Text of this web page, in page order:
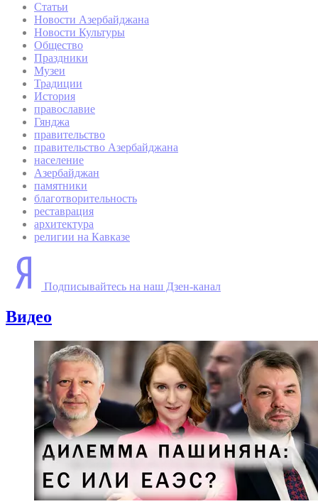
Статьи
Новости Азербайджана
Новости Культуры
Общество
Праздники
Музеи
Традиции
История
православие
Гянджа
правительство
правительство Азербайджана
население
Азербайджан
памятники
благотворительность
реставрация
архитектура
религии на Кавказе
Подписывайтесь на наш Дзен-канал
Видео